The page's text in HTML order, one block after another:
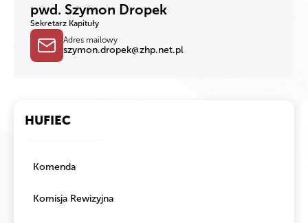
pwd. Szymon Dropek
Sekretarz Kapituły
Adres mailowy
szymon.dropek@zhp.net.pl
HUFIEC
Komenda
Komisja Rewizyjna